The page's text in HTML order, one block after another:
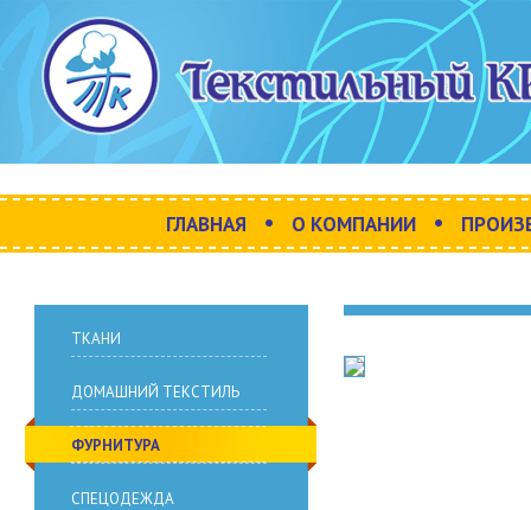
ГЛАВНАЯ • О КОМПАНИИ •
ТКАНИ
ДОМАШНИЙ ТЕКСТИЛЬ
ФУРНИТУРА
СПЕЦОДЕЖДА